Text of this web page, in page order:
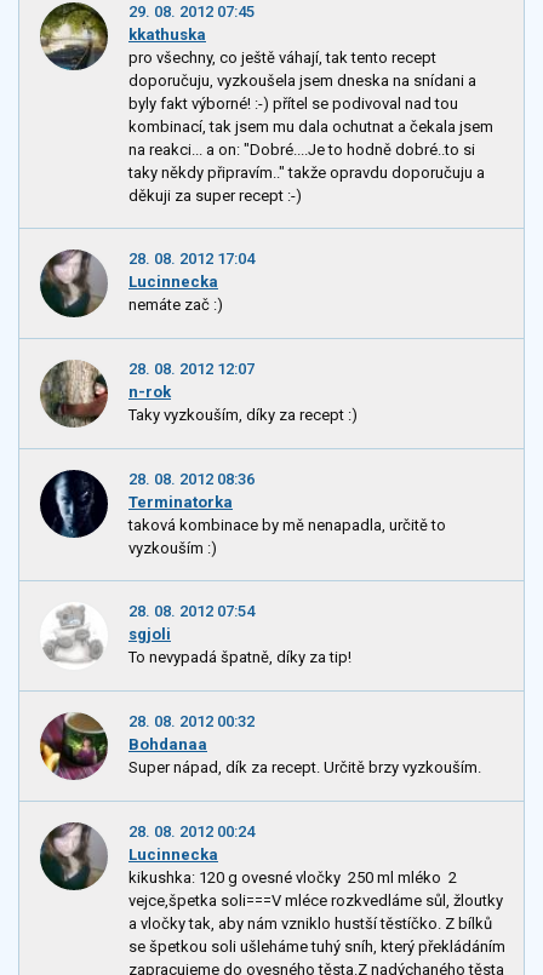
29. 08. 2012 07:45
kkathuska
pro všechny, co ještě váhají, tak tento recept
doporučuju, vyzkoušela jsem dneska na snídani a
byly fakt výborné! :-) přítel se podivoval nad tou
kombinací, tak jsem mu dala ochutnat a čekala jsem
na reakci... a on: "Dobré....Je to hodně dobré..to si
taky někdy připravím.." takže opravdu doporučuju a
děkuji za super recept :-)
28. 08. 2012 17:04
Lucinnecka
nemáte zač :)
28. 08. 2012 12:07
n-rok
Taky vyzkouším, díky za recept :)
28. 08. 2012 08:36
Terminatorka
taková kombinace by mě nenapadla, určitě to
vyzkouším :)
28. 08. 2012 07:54
sgjoli
To nevypadá špatně, díky za tip!
28. 08. 2012 00:32
Bohdanaa
Super nápad, dík za recept. Určitě brzy vyzkouším.
28. 08. 2012 00:24
Lucinnecka
kikushka: 120 g ovesné vločky 250 ml mléko 2
vejce,špetka soli===V mléce rozkvedláme sůl, žloutky
a vločky tak, aby nám vzniklo hustší těstíčko. Z bílků
se špetkou soli ušleháme tuhý sníh, který překládáním
zapracujeme do ovesného těsta.Z nadýchaného těsta